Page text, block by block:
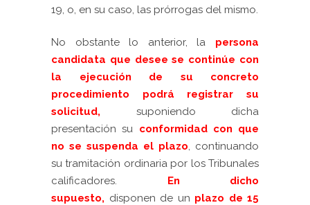
19, o, en su caso, las prórrogas del mismo.
No obstante lo anterior, la persona
candidata que desee se continúe con
la ejecución de su concreto
procedimiento podrá registrar su
solicitud, suponiendo dicha
presentación su
conformidad con que
no se suspenda el plazo
continuando
su tramitación ordinaria por los Tribunales
calificadores.
En dicho
supuesto, disponen de un plazo de 15